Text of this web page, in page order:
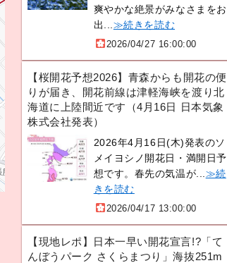
爽やかな絶景がみなさまをお
出... ≫続きを読む
2026/04/27 16:00:00
【桜開花予想2026】青森からも開花の便
りが届き、開花前線は津軽海峡を渡り北
海道に上陸間近です（4月16日 日本気象
株式会社発表）
2026年4月16日(木)発表のソ
メイヨシノ開花日・満開日予
想です。春先の気温が... ≫続
きを読む
2026/04/17 13:00:00
【現地レポ】日本一早い開花宣言!?「て
んぼうパーク さくらまつり」海抜251m